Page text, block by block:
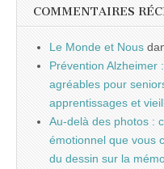
COMMENTAIRES
Le Monde et Nous
Prévention Alzheimer
agréables pour
apprentissages et
Au-delà des photos :
émotionnel que vous
du dessin sur la